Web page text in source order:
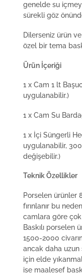
genelde su
sürekli göz
Dilerseniz ürün
özel bir tema
Ürün İçeriği
1 x Cam 1 lt
uygulanabilir.)
1 x Cam Su
1 x İçi Süngerli
uygulanabilir,
değişebilir.)
Teknik Özellikler
Porselen ürünler
fırınlanır bu
camlara göre
Baskılı porselen
1500-2000
ancak daha uzun
için elde
ise maalesef